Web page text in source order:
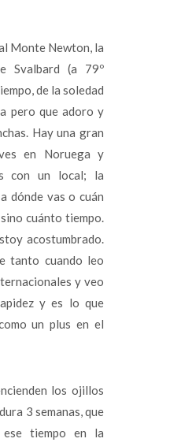
Monte Newton, la
Svalbard (a 79º
de la soledad
pero que adoro y
Hay una gran
en Noruega y
con un local; la
dónde vas o cuán
cuánto tiempo.
acostumbrado.
tanto cuando leo
y veo
y es lo que
un plus en el
los ojillos
3 semanas, que
tiempo en la